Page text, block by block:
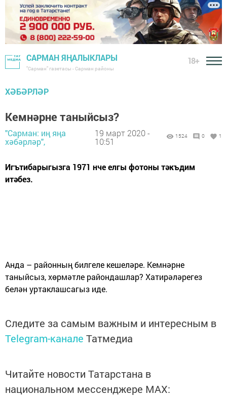
САРМАН ЯҢАЛЫКЛАРЫ
"Сарман" газетасы - Сарман районы
18+
ХӘБӘРЛӘР
Кемнәрне таныйсыз?
"Сарман: иң яңа
хәбәрләр",
19 март 2020 -
10:51
1524 0 1
Игътибарыгызга 1971 нче елгы фотоны тәкъдим
итәбез.
Анда – районның билгеле кешеләре. Кемнәрне
таныйсыз, хөрмәтле райондашлар? Хатирәләрегез
белән уртаклашсагыз иде.
Следите за самым важным и интересным в
Telegram-канале Татмедиа
Читайте новости Татарстана в
национальном мессенджере MАХ: